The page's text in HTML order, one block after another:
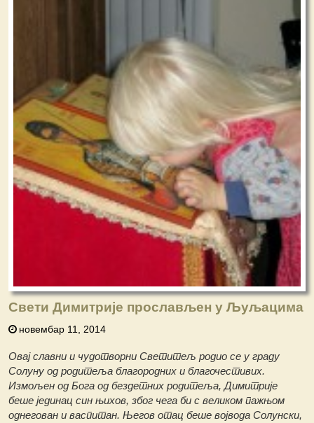
Свети Димитрије прослављен у Љуљацима
новембар 11, 2014
Овај славни и чудотворни Светитељ родио се у граду
Солуну од родитеља благородних и благочестивих.
Измољен од Бога од бездетних родитеља, Димитрије
беше јединац син њихов, због чега би с великом пажњом
однегован и васпитан. Његов отац беше војвода Солунски,